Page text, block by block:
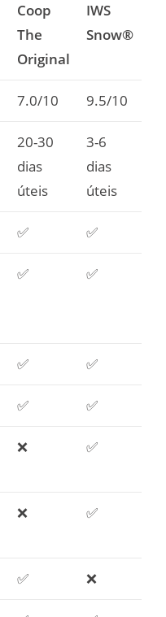
Coop
The
Original
IWS
Snow®
7.0/10 9.5/10
20-30
dias
úteis
3-6
dias
úteis
✅ ✅
✅ ✅
✅ ✅
✅ ✅
❌ ✅
❌ ✅
✅ ❌